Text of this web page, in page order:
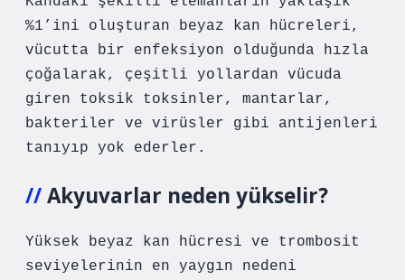
%1’ini oluşturan beyaz kan hücreleri,
vücutta bir enfeksiyon olduğunda hızla
çoğalarak, çeşitli yollardan vücuda
giren toksik toksinler, mantarlar,
bakteriler ve virüsler gibi antijenleri
tanıyıp yok ederler.
Akyuvarlar neden yükselir?
Yüksek beyaz kan hücresi ve trombosit
seviyelerinin en yaygın nedeni